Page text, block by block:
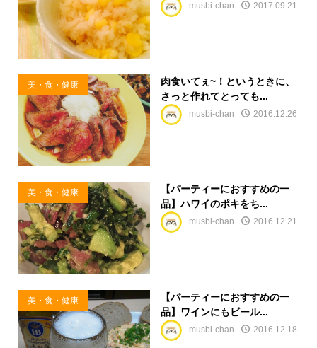
musbi-chan 2017.09.21
美・食・健康
肉食いてぇ~！というときに、
さっと作れてとっても...
musbi-chan 2016.12.26
美・食・健康
【パーティーにおすすめの一
品】ハワイのポキをち...
musbi-chan 2016.12.21
美・食・健康
【パーティーにおすすめの一
品】ワインにもビール...
musbi-chan 2016.12.18